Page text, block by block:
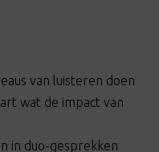
van luisteren doen
wat de impact van
in duo-gesprekken